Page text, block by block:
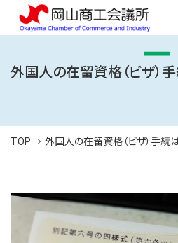
外国人の在留資格（ビザ）
TOP 外国人の在留資格（ビザ）手続